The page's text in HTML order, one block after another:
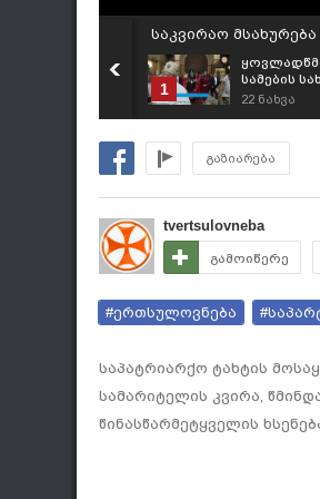
საკვირაო მსახურება
1
სამების
აღევლინა
(26.07.2026)
22 ნახვა
გაზიარება
tvertsulovneba
გამოიწერე
#ერთსულოვნება
საპატრიარქო ტახტის
სამარიტელის კვირა,
წინასწარმეტყველის